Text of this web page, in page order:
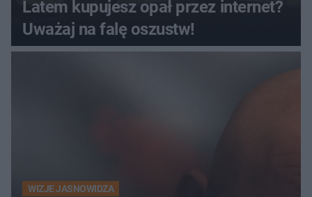
Latem kupujesz opał przez internet?
Uważaj na falę oszustw!
WIZJE JASNOWIDZA